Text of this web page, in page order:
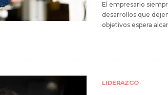
El empresario
desarrollos que
objetivos espera
LIDERAZGO